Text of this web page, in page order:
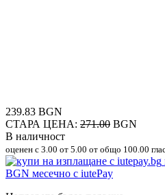
239.83 BGN
СТАРА ЦЕНА: 271.00 BGN
В наличност
оценен с 3.00 от 5.00 от общо 100.00
BGN месечно с iutePay